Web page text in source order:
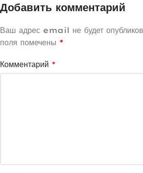
Добавить комментарий
Ваш адрес email не будет
поля помечены *
Комментарий *